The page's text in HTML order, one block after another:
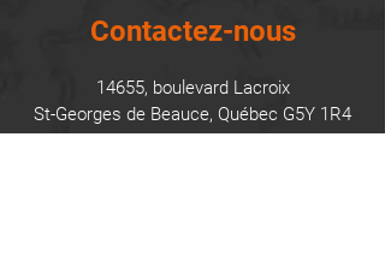
Contactez-nous
14655, boulevard Lacroix
St-Georges de Beauce, Québec G5Y 1R4